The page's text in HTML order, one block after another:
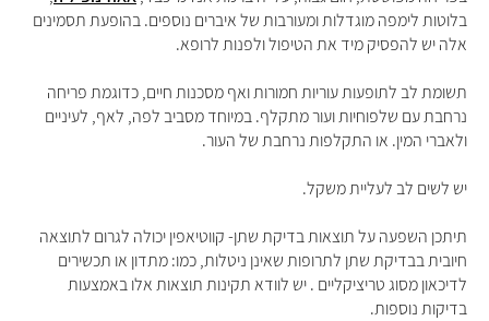
בלוטות לימפה מוגדלות ומעורבות של איברים נוספים. בהופעת תסמינים
אלה יש להפסיק מיד את הטיפול ולפנות לרופא.
תשומת לב לתופעות עוריות חמורות ואף מסכנות חיים, כדוגמת פריחה
נרחבת עם שלפוחיות ועור מתקלף. במיוחד מסביב לפה, לאף, לעיניים
ולאברי המין. או התקלפות נרחבת של העור.
יש לשים לב לעליית משקל.
תיתכן השפעה על תוצאות בדיקת שתן- קווטיאפין יכולה לגרום לתוצאה
חיובית בבדיקת שתן לתרופות שאינן ניטלות, כמו: מתדון או תכשירים
לדיכאון מסוג טריציקליים . יש לוודא תקינות תוצאות אלו באמצעות
בדיקות נוספות.